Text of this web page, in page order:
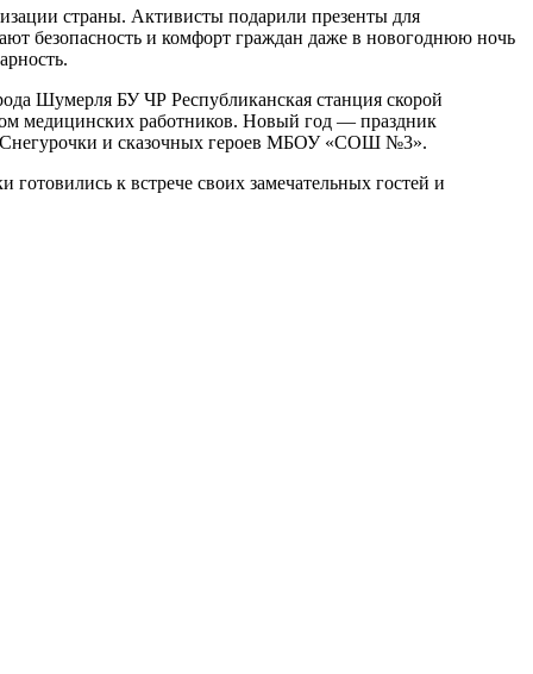
страны. Активисты подарили презенты для
безопасность и комфорт граждан даже в новогоднюю ночь
Шумерля БУ ЧР Республиканская станция скорой
медицинских работников. Новый год — праздник
Снегурочки и сказочных героев МБОУ «СОШ №3».
к встрече своих замечательных гостей и